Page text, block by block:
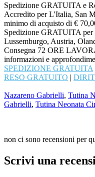
Spedizione GRATUITA e
Accredito per L'Italia, San
minimo di acquisto di €
Spedizione GRATUITA
Lussemburgo, Austria,
Consegna 72 ORE
informazioni e
SPEDIZIONE GRATUITA
RESO GRATUITO |
Nazareno Gabrielli, Tutina
Gabrielli, Tutina Neonata
non ci sono recensioni per
Scrivi una